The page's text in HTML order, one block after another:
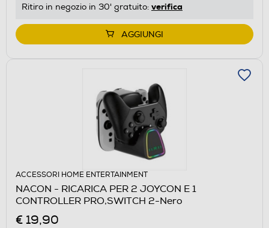
Ritiro in negozio in 30' gratuito: verifica
AGGIUNGI
ACCESSORI HOME ENTERTAINMENT
NACON - RICARICA PER 2 JOYCON E 1
CONTROLLER PRO,SWITCH 2-Nero
€ 19,90